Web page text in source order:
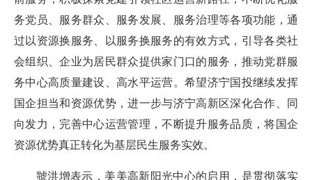
务党员、服务群众、服务发展、服务治理等各项功能，通
过以资源换服务、以服务换服务的有效方式，引导各类社
会组织、企业为居民群众提供家门口的服务，推动党群服
务中心高质量建设、高水平运营。希望济宁国投继续发挥
国企担当和资源优势，进一步与济宁高新区深化合作、同
向发力，完善中心运营管理，不断提升服务品质，将国企
资源优势真正转化为基层民生服务实效。
虢洪增表示，美美高新阳光中心的启用，是贯彻落实